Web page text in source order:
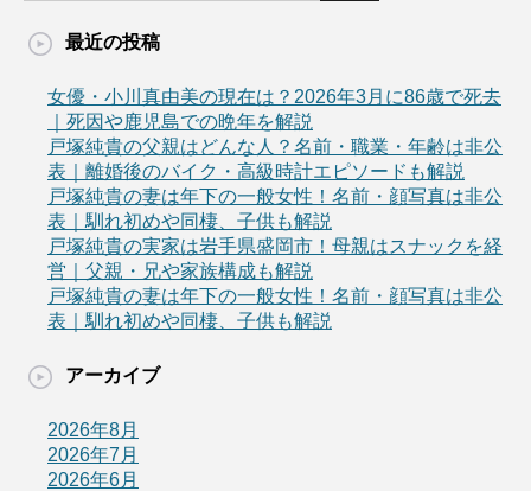
最近の投稿
女優・小川真由美の現在は？2026年3月に86歳で死去
｜死因や鹿児島での晩年を解説
戸塚純貴の父親はどんな人？名前・職業・年齢は非公
表｜離婚後のバイク・高級時計エピソードも解説
戸塚純貴の妻は年下の一般女性！名前・顔写真は非公
表｜馴れ初めや同棲、子供も解説
戸塚純貴の実家は岩手県盛岡市！母親はスナックを経
営｜父親・兄や家族構成も解説
戸塚純貴の妻は年下の一般女性！名前・顔写真は非公
表｜馴れ初めや同棲、子供も解説
アーカイブ
2026年8月
2026年7月
2026年6月